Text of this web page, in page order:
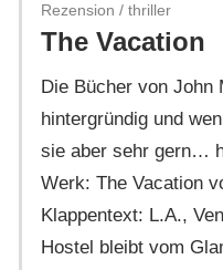
Rezension / thriller
The Vacation
Die Bücher von John
hintergründig und
sie aber sehr gern…
Werk: The Vacation
Klappentext: L.A.,
Hostel bleibt vom